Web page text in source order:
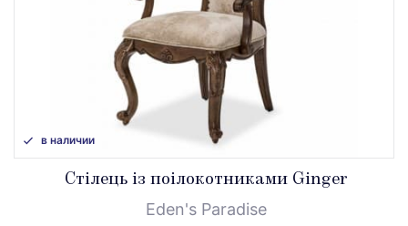
в наличии
Стілець із поілокотниками Ginger
Eden's Paradise